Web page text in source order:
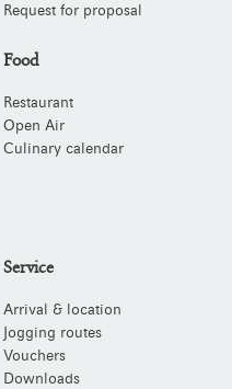
Request for proposal
Food
Restaurant
Open Air
Culinary calendar
Service
Arrival & location
Jogging routes
Vouchers
Downloads